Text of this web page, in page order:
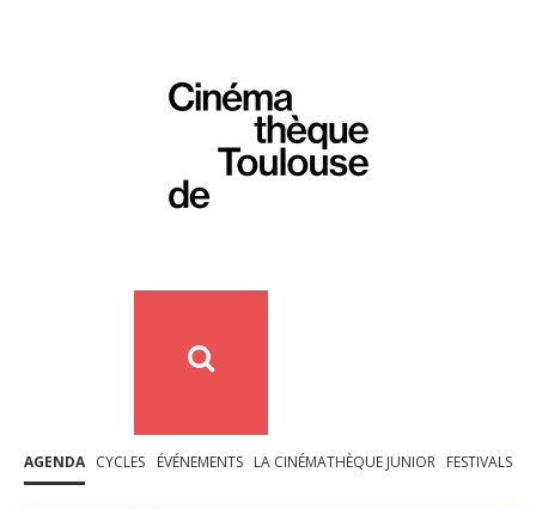
AGENDA CYCLES ÉVÉNEMENTS LA CINÉMATHÈQUE JUNIOR FESTIVALS